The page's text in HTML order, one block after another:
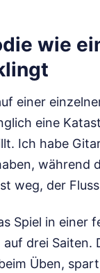
wie
einer
eine
Ich habe
während
weg, der
Spiel in einer
drei
Üben,